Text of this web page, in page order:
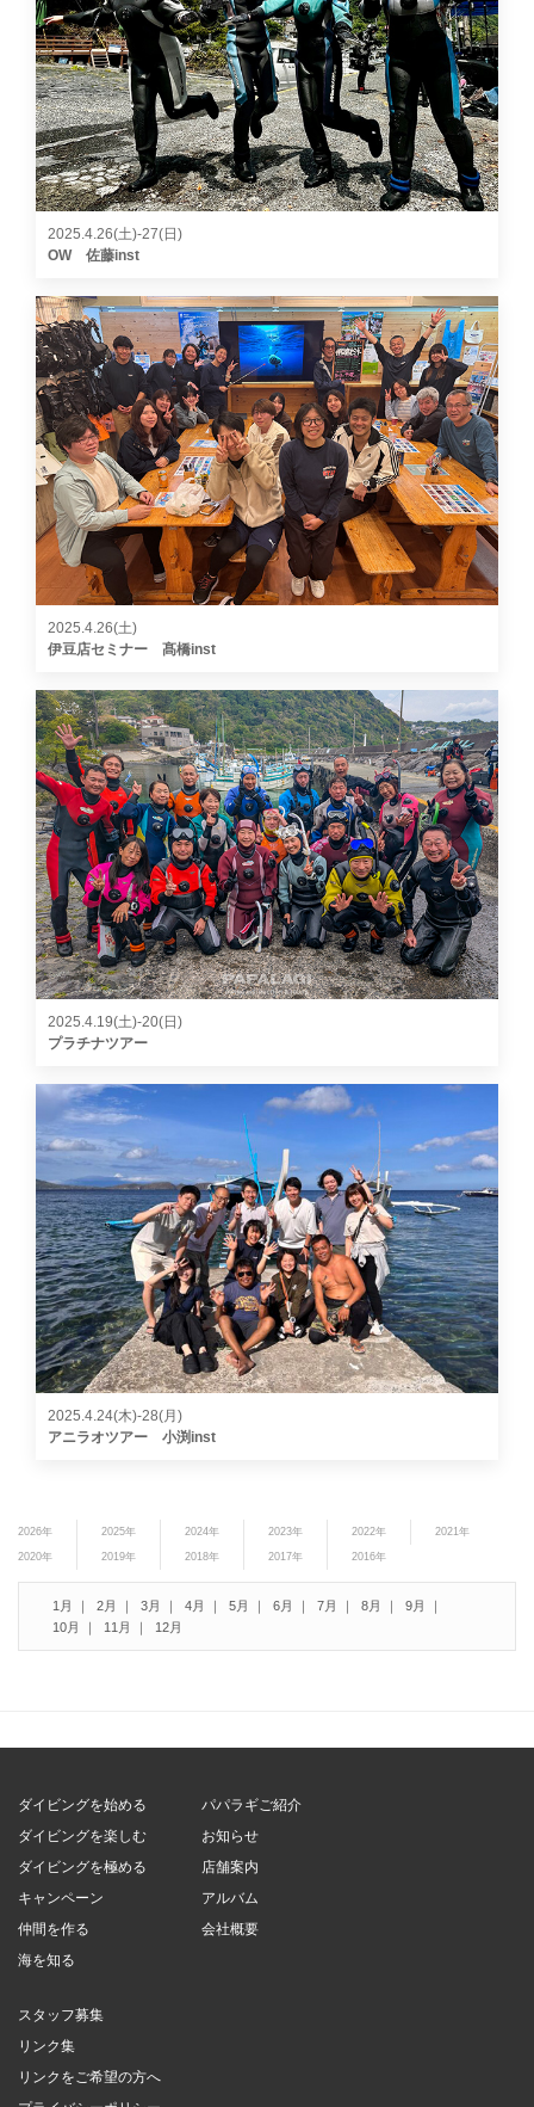
2025.4.26(土)-27(日)
OW 佐藤inst
2025.4.26(土)
伊豆店セミナー 髙橋inst
2025.4.19(土)-20(日)
プラチナツアー
2025.4.24(木)-28(月)
アニラオツアー 小渕inst
2026年 2025年 2024年 2023年 2022年 2021年
2020年 2019年 2018年 2017年 2016年
1月 2月 3月 4月 5月 6月 7月 8月
9月
10月
11月 12月
ダイビングを始める
ダイビングを楽しむ
ダイビングを極める
キャンペーン
仲間を作る
海を知る
パパラギご紹介
お知らせ
店舗案内
アルバム
会社概要
スタッフ募集
リンク集
リンクをご希望の方へ